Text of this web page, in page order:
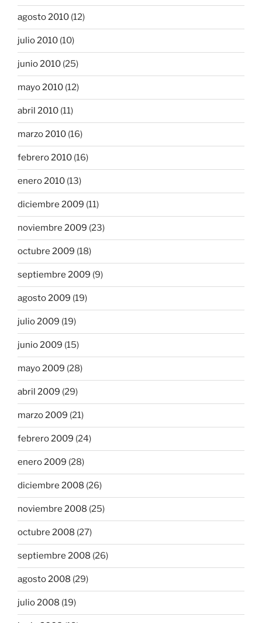
agosto 2010 (12)
julio 2010 (10)
junio 2010 (25)
mayo 2010 (12)
abril 2010 (11)
marzo 2010 (16)
febrero 2010 (16)
enero 2010 (13)
diciembre 2009 (11)
noviembre 2009 (23)
octubre 2009 (18)
septiembre 2009 (9)
agosto 2009 (19)
julio 2009 (19)
junio 2009 (15)
mayo 2009 (28)
abril 2009 (29)
marzo 2009 (21)
febrero 2009 (24)
enero 2009 (28)
diciembre 2008 (26)
noviembre 2008 (25)
octubre 2008 (27)
septiembre 2008 (26)
agosto 2008 (29)
julio 2008 (19)